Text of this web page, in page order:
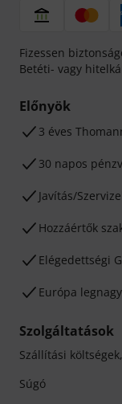
Fizessen
Betéti- vagy
Előnyök
3 éves
30 napos
Javítás/
Hozzáértők
Elégedettségi
Európa
Szolgáltatások
Szállítási
Súgó